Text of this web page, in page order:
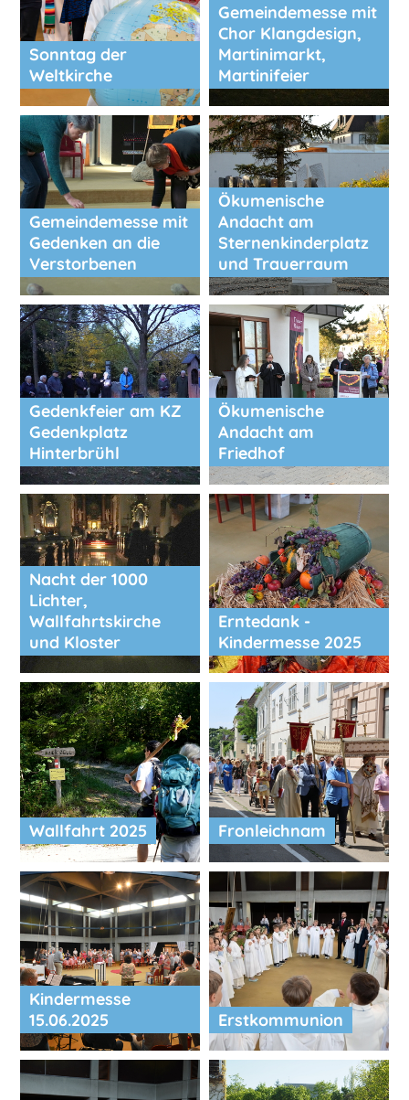
Sonntag der
Weltkirche
Gemeindemesse mit
Chor Klangdesign,
Martinimarkt,
Martinifeier
Gemeindemesse mit
Gedenken an die
Verstorbenen
Ökumenische
Andacht am
Sternenkinderplatz
und Trauerraum
Gedenkfeier am KZ
Gedenkplatz
Hinterbrühl
Ökumenische
Andacht am
Friedhof
Nacht der 1000
Lichter,
Wallfahrtskirche
und Kloster
Erntedank -
Kindermesse 2025
Wallfahrt 2025 Fronleichnam
Kindermesse
15.06.2025
Erstkommunion